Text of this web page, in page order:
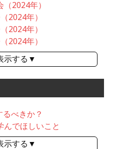
（2024年）
2024年）
2024年）
2024年）
示する▼
べきか？
んでほしいこと
示する▼